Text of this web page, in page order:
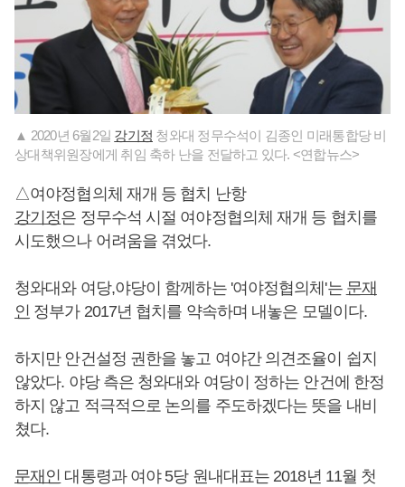
▲ 2020년 6월2일 강기정 청와대 정무수석이 김종인 미래통합당 비
상대책위원장에게 취임 축하 난을 전달하고 있다. <연합뉴스>
△여야정협의체 재개 등 협치 난항
강기정은 정무수석 시절 여야정협의체 재개 등 협치를
시도했으나 어려움을 겪었다.
청와대와 여당,야당이 함께하는 '여야정협의체'는 문재
인 정부가 2017년 협치를 약속하며 내놓은 모델이다.
하지만 안건설정 권한을 놓고 여야간 의견조율이 쉽지
않았다. 야당 측은 청와대와 여당이 정하는 안건에 한정
하지 않고 적극적으로 논의를 주도하겠다는 뜻을 내비
쳤다.
문재인 대통령과 여야 5당 원내대표는 2018년 11월 첫